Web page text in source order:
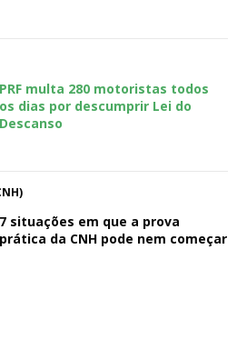
PRF multa 280 motoristas todos
os dias por descumprir Lei do
Descanso
7 situações em que a prova
prática da CNH pode nem começar